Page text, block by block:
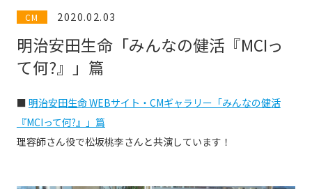
CM 2020.02.03
明治安田生命「みんなの健活『MCIっ
て何?』」篇
■ 明治安田生命 WEBサイト・CMギャラリー「みんなの健活
『MCIって何?』」篇
理容師さん役で松坂桃李さんと共演しています！